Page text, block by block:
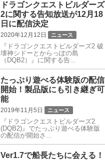
ドラゴンクエストビルダーズ
2に関する告知放送が12月18
日に配信決定
2020年12月12日 ニュース
『ドラゴンクエストビルダーズ2 破
壊神シドーとからっぽの島
（DQB2）』に関する告...
たっぷり遊べる体験版の配信
開始！製品版にも引き継ぎ可
能
2019年11月5日 ニュース
『ドラゴンクエストビルダーズ2
(DQB2)』でたっぷり遊べる体験版
の配信が開始さ...
Ver1.7で船長たちに会える！